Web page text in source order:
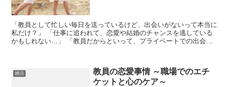
「教員として忙しい毎日を送っているけど、出会いがないって本当に
私だけ？」 「仕事に追われて、恋愛や結婚のチャンスを逃している
かもしれない…」 「教員だからといって、プライベートでの出会い
婚活
教員の恋愛事情 ～職場でのエチ
ケットと心のケア～